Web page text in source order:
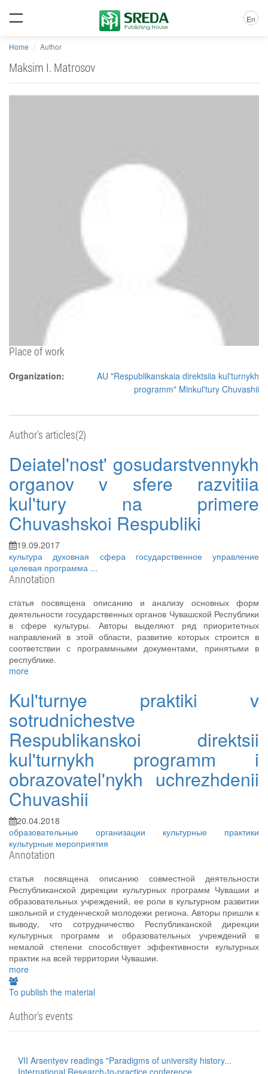
En
Home Author
Maksim I. Matrosov
Place of work
Organization:
AU "Respublikanskaia direktsiia kul'turnykh
programm" Minkul'tury Chuvashii
Author's articles(2)
Deiatel'nost' gosudarstvennykh
organov v sfere razvitiia
kul'tury na primere
Chuvashskoi Respubliki
19.09.2017
культурадуховная сфера государственное управление
целевая программа ...
Annotation
статья посвящена описанию и анализу основных форм
деятельности государственных органов Чувашской Республики
в сфере культуры. Авторы выделяют ряд приоритетных
направлений в этой области, развитие которых строится в
соответствии с программными документами, принятыми в
республике.
more
Kul'turnye praktiki v
sotrudnichestve
Respublikanskoi direktsii
kul'turnykh programm i
obrazovatel'nykh uchrezhdenii
Chuvashii
20.04.2018
образовательные организации культурные практики
культурные мероприятия
Annotation
статья посвящена описанию совместной деятельности
Республиканской дирекции культурных программ Чувашии и
образовательных учреждений, ее роли в культурном развитии
школьной и студенческой молодежи региона. Авторы пришли к
выводу, что сотрудничество Республиканской дирекции
культурных программ и образовательных учреждений в
немалой степени способствует эффективности культурных
практик на всей территории Чувашии.
more
To publish the material
Author's events
VII Arsentyev readings "Paradigms of university history...
International Research-to-practice conference